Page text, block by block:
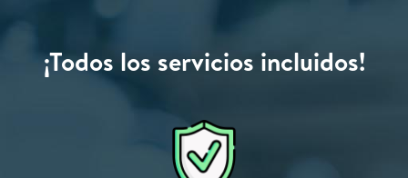
¡Todos los servicios incluidos!